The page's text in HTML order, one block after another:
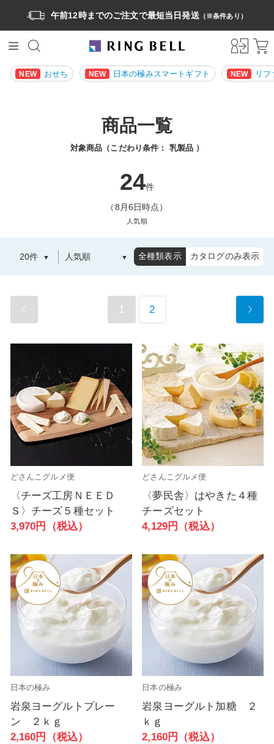
午前12時までのご注文で最短当日発送（※条件あり）
NEW おせち NEW 日本の極みスマートギフト NEW リ
商品一覧
対象商品（こだわり条件： 乳製品 ）
24件
（8月6日時点）
人気順
全種類表示 カタログのみ表示
1 2
どさんこグルメ便
〈チーズ工房ＮＥＥＤ
Ｓ〉チーズ５種セット
3,970円（税込）
どさんこグルメ便
〈夢民舎〉はやきた４種
チーズセット
4,129円（税込）
日本の極み
岩泉ヨーグルトプレー
ン ２ｋｇ
2,160円（税込）
日本の極み
岩泉ヨーグルト加糖 ２
ｋｇ
2,160円（税込）